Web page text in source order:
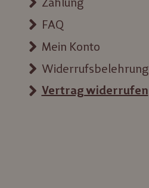
FAQ
Mein Konto
Widerrufsbelehrung
Vertrag widerrufen